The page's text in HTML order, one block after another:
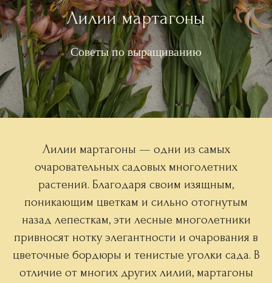
Лилии мартагоны
Советы по выращиванию
Лилии мартагоны — одни из самых
очаровательных садовых многолетних
растений. Благодаря своим изящным,
поникающим цветкам и сильно отогнутым
назад лепесткам, эти лесные многолетники
привносят нотку элегантности и очарования в
цветочные бордюры и тенистые уголки сада. В
отличие от многих других лилий, мартагоны